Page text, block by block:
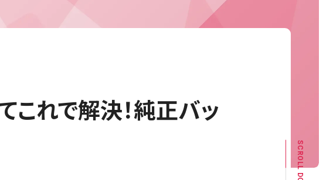
SCROLL DOWN
れで解決！純正バッ